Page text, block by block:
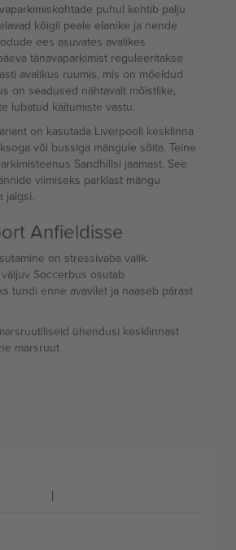
puhul kehtib palju
kõigil peale elanike ja nende
ees asuvates avalikes
tänavaparkimist reguleeritakse
avalikus ruumis, mis on mõeldud
on seadused nähtavalt mõistlike,
lubatud käitumiste vastu.
on kasutada Liverpooli kesklinna
või bussiga mängule sõita. Teine
Sandhillsi jaamast. See
viimiseks parklast mängu
jalgsi.
Anfieldisse
on stressivaba valik.
Soccerbus osutab
tundi enne avavilet ja naaseb pärast
ühendusi kesklinnast
marsruut